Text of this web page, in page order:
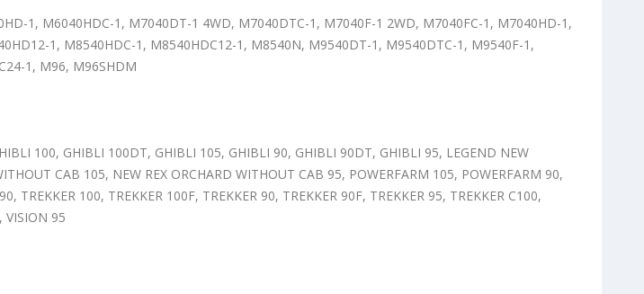
1, M6040HDC-1, M7040DT-1 4WD, M7040DTC-1, M7040F-1 2WD, M7040FC-1, M7040HD-1,
1, M8540HDC-1, M8540HDC12-1, M8540N, M9540DT-1, M9540DTC-1, M9540F-1,
1, M96, M96SHDM
100, GHIBLI 100DT, GHIBLI 105, GHIBLI 90, GHIBLI 90DT, GHIBLI 95, LEGEND NEW
CAB 105, NEW REX ORCHARD WITHOUT CAB 95, POWERFARM 105, POWERFARM 90,
TREKKER 100, TREKKER 100F, TREKKER 90, TREKKER 90F, TREKKER 95, TREKKER C100,
VISION 95